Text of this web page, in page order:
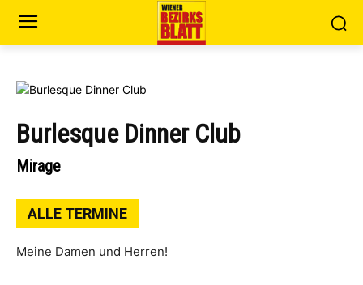
Burlesque Dinner Club
Mirage
ALLE TERMINE
Meine Damen und Herren!